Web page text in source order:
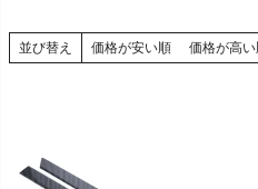
並び替え 価格が安い順 価格が高